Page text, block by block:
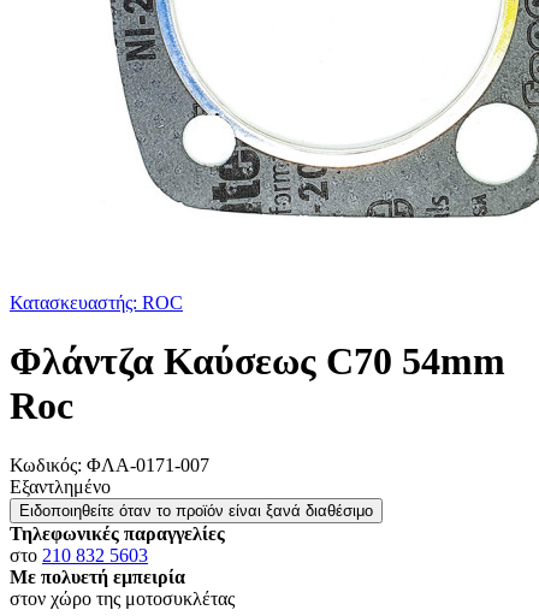
Κατασκευαστής: ROC
Φλάντζα Καύσεως C70 54mm
Roc
Κωδικός: ΦΛΑ-0171-007
Εξαντλημένο
Ειδοποιηθείτε όταν το προϊόν είναι ξανά διαθέσιμο
Τηλεφωνικές παραγγελίες
στο 210 832 5603
Με πολυετή εμπειρία
στον χώρο της μοτοσυκλέτας